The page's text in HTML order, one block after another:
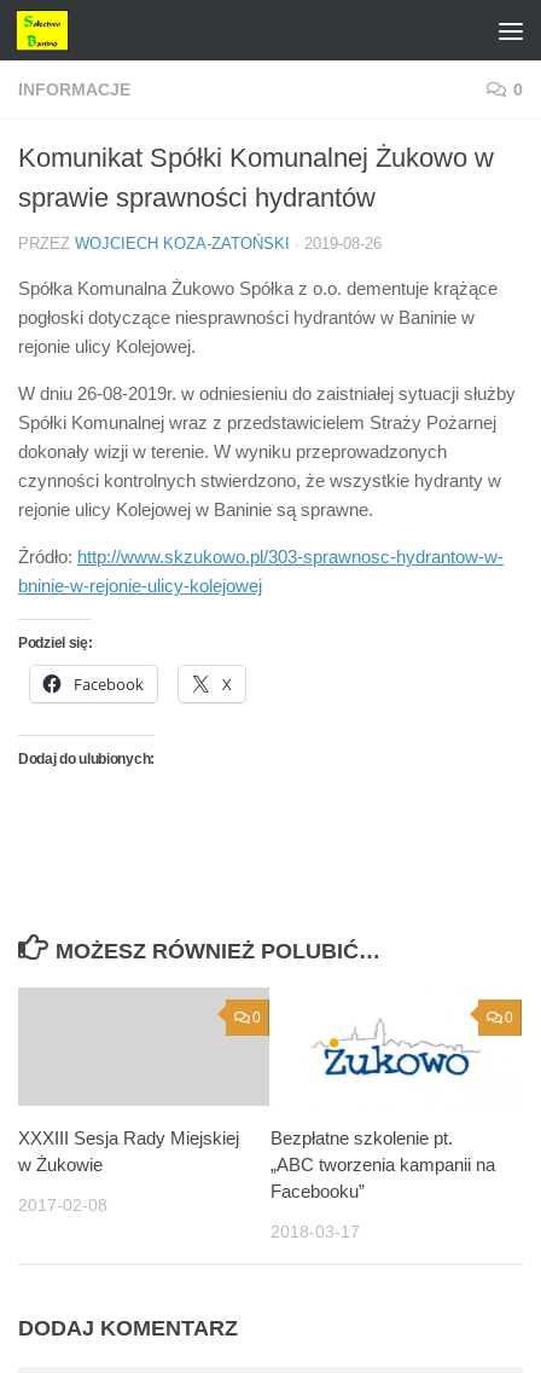
Przejdź do treści
INFORMACJE 0
Komunikat Spółki Komunalnej Żukowo w
sprawie sprawności hydrantów
PRZEZ WOJCIECH KOZA-ZATOŃSKI · 2019-08-26
Spółka Komunalna Żukowo Spółka z o.o. dementuje krążące
pogłoski dotyczące niesprawności hydrantów w Baninie w
rejonie ulicy Kolejowej.
W dniu 26-08-2019r. w odniesieniu do zaistniałej sytuacji służby
Spółki Komunalnej wraz z przedstawicielem Straży Pożarnej
dokonały wizji w terenie. W wyniku przeprowadzonych
czynności kontrolnych stwierdzono, że wszystkie hydranty w
rejonie ulicy Kolejowej w Baninie są sprawne.
Źródło: http://www.skzukowo.pl/303-sprawnosc-hydrantow-w-
bninie-w-rejonie-ulicy-kolejowej
Podziel się:
Facebook X
Dodaj do ulubionych:
MOŻESZ RÓWNIEŻ POLUBIĆ…
0
XXXIII Sesja Rady Miejskiej
w Żukowie
2017-02-08
0
Bezpłatne szkolenie pt.
„ABC tworzenia kampanii na
Facebooku”
2018-03-17
DODAJ KOMENTARZ